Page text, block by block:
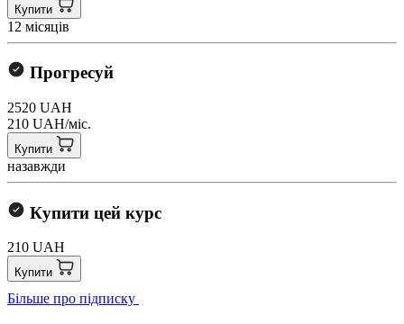
Купити
12 місяців
Прогресуй
2520 UAH
210 UAH/міс.
Купити
назавжди
Купити цей курс
210 UAH
Купити
Більше про підписку